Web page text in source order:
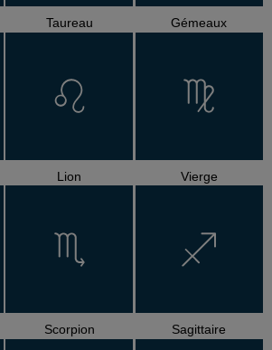
Taureau Gémeaux
Lion Vierge
Scorpion Sagittaire